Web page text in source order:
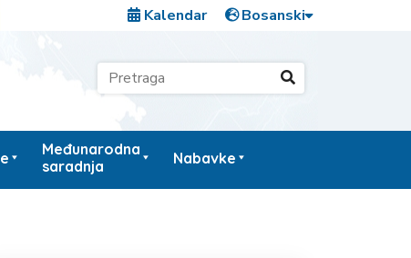
Kalendar
Međunarodna
saradnja
Nabavke